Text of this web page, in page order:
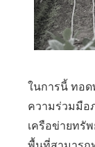
ในการนี้ ทอด
ความร่วมมือ
เครือข่ายทรั